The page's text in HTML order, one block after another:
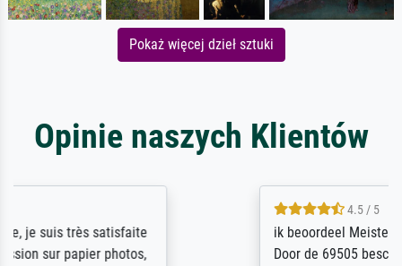
Pokaż więcej dzieł sztuki
Opinie naszych Klientów
ik beoordeel Meisterdrucke zeer positief.
Door de 69505 beschikbare kunstenaars